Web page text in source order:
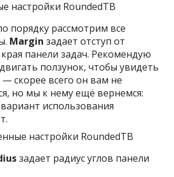
порядку рассмотрим все
Margin задает отступ от
панели задач. Рекомендую
ползунок, чтобы увидеть
— скорее всего он вам не
но мы к нему ещё вернемся:
использования
задает радиус углов панели